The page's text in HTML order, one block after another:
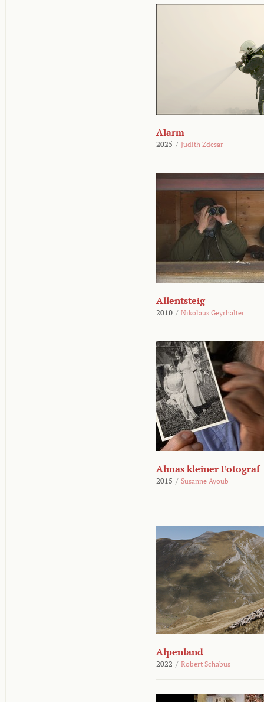
Alarm
2025 / Judith Zdesar
Allentsteig
2010 / Nikolaus Geyrhalter
Almas kleiner Fotograf
2015 / Susanne Ayoub
Alpenland
2022 / Robert Schabus